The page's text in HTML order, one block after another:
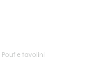
Pouf e tavolini